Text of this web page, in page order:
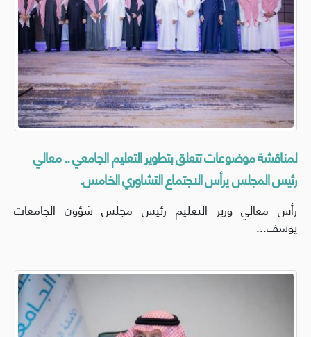
لمناقشة موضوعات تتعلق بتطوير التعليم الجامعي .. معالي
رئيس المجلس يرأس الاجتماع التشاوري الخامس.
رأس معالي وزير التعليم رئيس مجلس شؤون الجامعات
يوسف...